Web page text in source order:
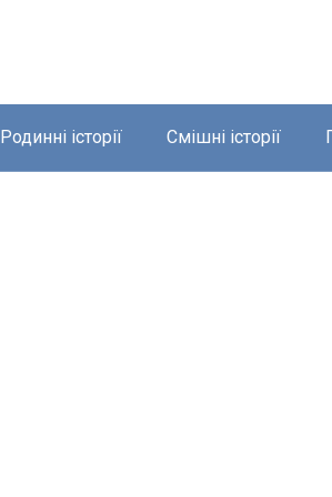
Родинні історії Смішні історії